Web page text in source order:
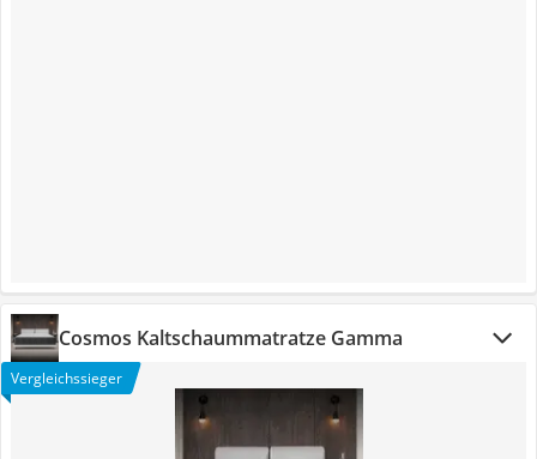
Cosmos Kaltschaummatratze Gamma
Vergleichssieger